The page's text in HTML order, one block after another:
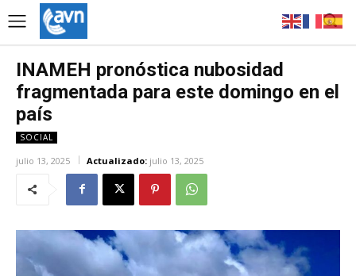
INAMEH pronóstica nubosidad
fragmentada para este domingo en el
país
SOCIAL
julio 13, 2025 Actualizado: julio 13, 2025